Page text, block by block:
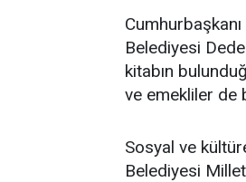
Cumhurbaşkanı
Belediyesi
kitabın
ve emekliler de
Sosyal ve
Belediyesi